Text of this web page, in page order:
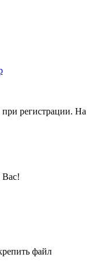
регистрации. На
Вас!
файл